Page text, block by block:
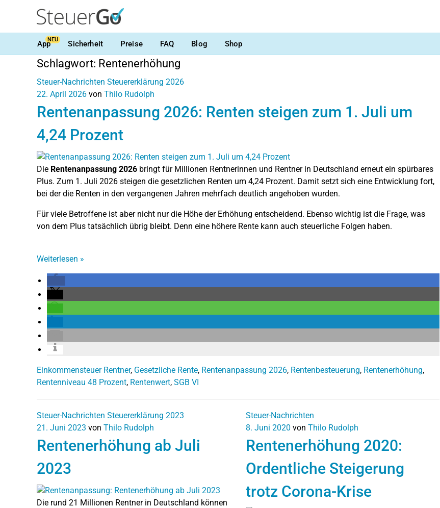
AppNEU Sicherheit Preise FAQ Blog Shop
Schlagwort: Rentenerhöhung
Steuer-Nachrichten Steuererklärung 2026
22. April 2026 von Thilo Rudolph
Rentenanpassung 2026: Renten steigen zum 1. Juli um
4,24 Prozent
Die Rentenanpassung 2026 bringt für Millionen Rentnerinnen und Rentner in Deutschland erneut ein spürbares
Plus. Zum 1. Juli 2026 steigen die gesetzlichen Renten um 4,24 Prozent. Damit setzt sich eine Entwicklung fort,
bei der die Renten in den vergangenen Jahren mehrfach deutlich angehoben wurden.
Für viele Betroffene ist aber nicht nur die Höhe der Erhöhung entscheidend. Ebenso wichtig ist die Frage, was
von dem Plus tatsächlich übrig bleibt. Denn eine höhere Rente kann auch steuerliche Folgen haben.
Weiterlesen »
Einkommensteuer Rentner, Gesetzliche Rente, Rentenanpassung 2026, Rentenbesteuerung, Rentenerhöhung,
Rentenniveau 48 Prozent, Rentenwert, SGB VI
Steuer-Nachrichten Steuererklärung 2023
21. Juni 2023 von Thilo Rudolph
Rentenerhöhung ab Juli
2023
Die rund 21 Millionen Rentner in Deutschland können
Steuer-Nachrichten
8. Juni 2020 von Thilo Rudolph
Rentenerhöhung 2020:
Ordentliche Steigerung
trotz Corona-Krise